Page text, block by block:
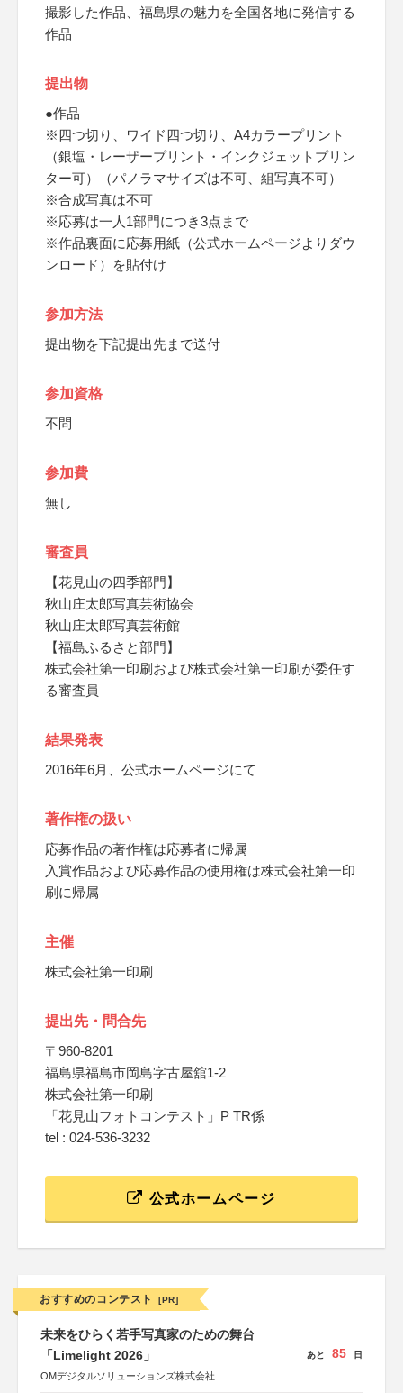
撮影した作品、福島県の魅力を全国各地に発信する
作品
提出物
●作品
※四つ切り、ワイド四つ切り、A4カラープリント
（銀塩・レーザープリント・インクジェットプリン
ター可）（パノラマサイズは不可、組写真不可）
※合成写真は不可
※応募は一人1部門につき3点まで
※作品裏面に応募用紙（公式ホームページよりダウ
ンロード）を貼付け
参加方法
提出物を下記提出先まで送付
参加資格
不問
参加費
無し
審査員
【花見山の四季部門】
秋山庄太郎写真芸術協会
秋山庄太郎写真芸術館
【福島ふるさと部門】
株式会社第一印刷および株式会社第一印刷が委任す
る審査員
結果発表
2016年6月、公式ホームページにて
著作権の扱い
応募作品の著作権は応募者に帰属
入賞作品および応募作品の使用権は株式会社第一印
刷に帰属
主催
株式会社第一印刷
提出先・問合先
〒960-8201
福島県福島市岡島字古屋舘1-2
株式会社第一印刷
「花見山フォトコンテスト」P TR係
tel : 024-536-3232
公式ホームページ
おすすめのコンテスト [PR]
未来をひらく若手写真家のための舞台
「Limelight 2026」
OMデジタルソリューションズ株式会社
あと 85 日